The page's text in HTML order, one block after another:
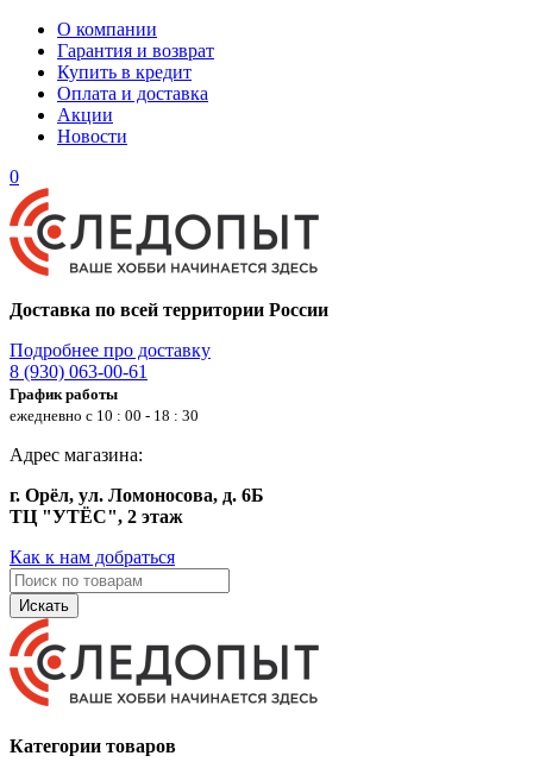
О компании
Гарантия и возврат
Купить в кредит
Оплата и доставка
Акции
Новости
0
Доставка по всей территории России
Подробнее про доставку
8 (930) 063-00-61
График работы
ежедневно с 10 : 00 - 18 : 30
Адрес магазина:
г. Орёл, ул. Ломоносова, д. 6Б
ТЦ "УТЁС", 2 этаж
Как к нам добраться
Искать
Категории товаров